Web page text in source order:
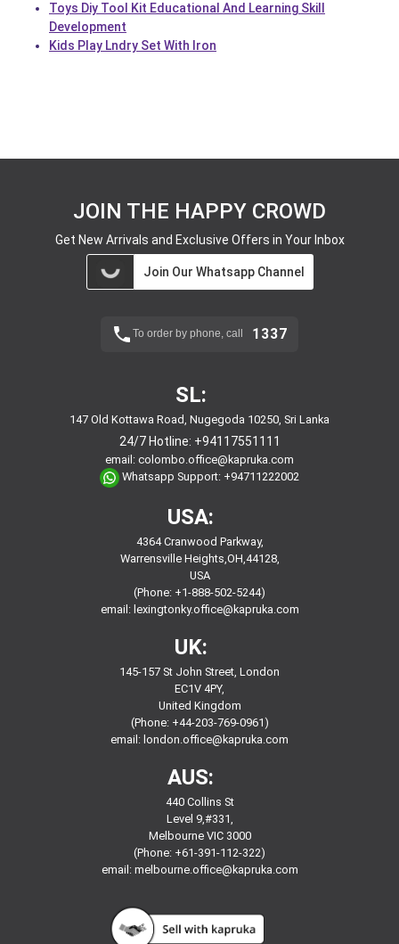
Toys Diy Tool Kit Educational And Learning Skill
Development
Kids Play Lndry Set With Iron
JOIN THE HAPPY CROWD
Get New Arrivals and Exclusive Offers in Your Inbox
Join Our Whatsapp Channel
To order by phone, call 1337
SL:
147 Old Kottawa Road, Nugegoda 10250, Sri Lanka
24/7 Hotline: +94117551111
email: colombo.office@kapruka.com
Whatsapp Support: +94711222002
USA:
4364 Cranwood Parkway,
Warrensville Heights,OH,44128,
USA
(Phone: +1-888-502-5244)
email: lexingtonky.office@kapruka.com
UK:
145-157 St John Street, London
EC1V 4PY,
United Kingdom
(Phone: +44-203-769-0961)
email: london.office@kapruka.com
AUS:
440 Collins St
Level 9,#331,
Melbourne VIC 3000
(Phone: +61-391-112-322)
email: melbourne.office@kapruka.com